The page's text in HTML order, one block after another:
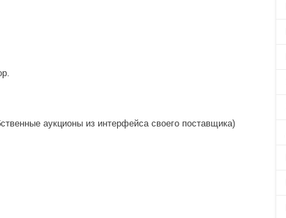
аукционы из интерфейса своего поставщика)